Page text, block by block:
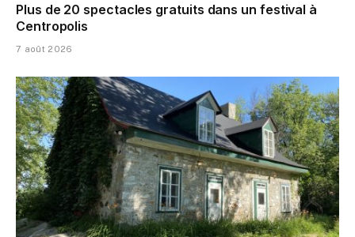
Plus de 20 spectacles gratuits dans un festival à
Centropolis
7 août 2026